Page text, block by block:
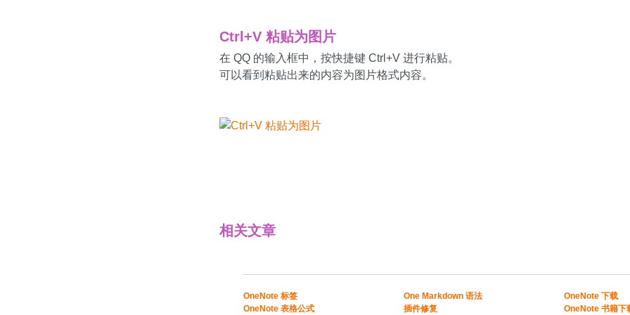
Ctrl+V 粘贴为图片
在 QQ 的输入框中，按快捷键 Ctrl+V 进行粘贴。
可以看到粘贴出来的内容为图片格式内容。
相关文章
​​OneNote 标签
OneNote 表格公式​
One Markdown 语法
插件修复
OneNote 下载
OneNote 书籍下